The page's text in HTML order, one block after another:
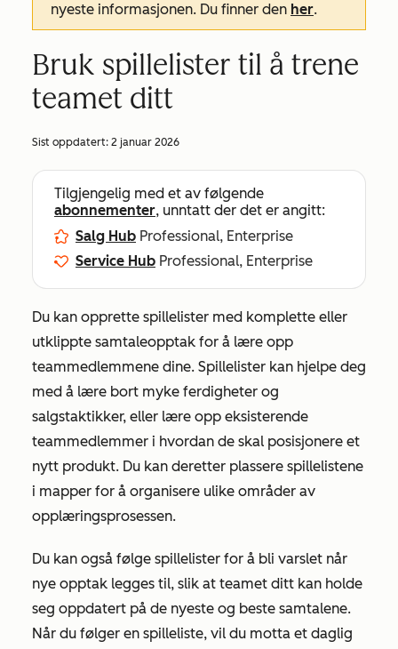
nyeste informasjonen. Du finner den her.
Bruk spillelister til å trene
teamet ditt
Sist oppdatert: 2 januar 2026
Tilgjengelig med et av følgende
abonnementer, unntatt der det er angitt:
Salg Hub Professional, Enterprise
Service Hub Professional, Enterprise
Du kan opprette spillelister med komplette eller
utklippte samtaleopptak for å lære opp
teammedlemmene dine. Spillelister kan hjelpe deg
med å lære bort myke ferdigheter og
salgstaktikker, eller lære opp eksisterende
teammedlemmer i hvordan de skal posisjonere et
nytt produkt. Du kan deretter plassere spillelistene
i mapper for å organisere ulike områder av
opplæringsprosessen.
Du kan også følge spillelister for å bli varslet når
nye opptak legges til, slik at teamet ditt kan holde
seg oppdatert på de nyeste og beste samtalene.
Når du følger en spilleliste, vil du motta et daglig